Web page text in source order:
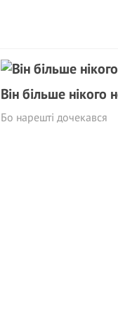
Він більше нікого
Бо нарешті дочекався